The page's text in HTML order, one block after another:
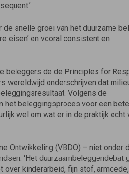
snelle groei van het duurzame
eisen’ en vooral consistent en
beleggers de de Principles for
wereldwijd onderschrijven dat
Volgens de
het beleggingsproces voor een
wel om wat er in de praktijk echt
Ontwikkeling (VBDO) – niet onder
‘Het duurzaambeleggendebat
over kinderarbeid, fijn stof, armoede,